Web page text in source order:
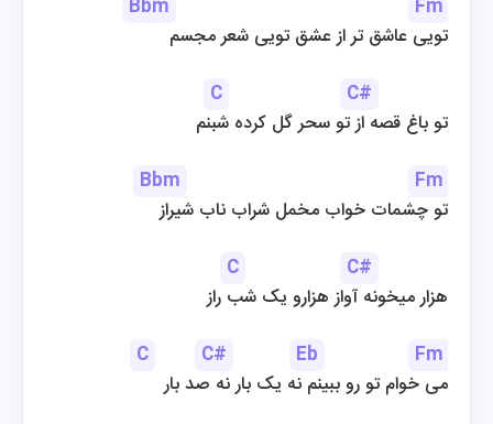
Bbm
Fm
تویی عاشق تر از عشق تویی شعر مجسم
C
C#
تو باغ قصه از تو سحر گل کرده شبنم
Bbm
Fm
تو چشمات خواب مخمل شراب ناب شیراز
C
C#
هزار میخونه آواز هزارو یک شب راز
C
C# Eb
Fm
می خوام تو رو ببینم نه یک بار نه صد بار